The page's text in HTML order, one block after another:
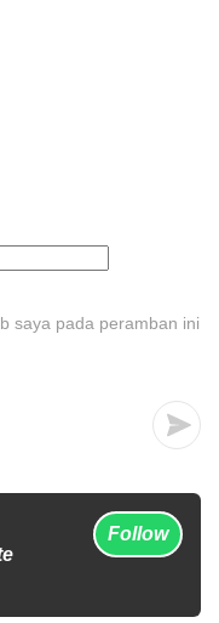
saya pada peramban ini
Follow